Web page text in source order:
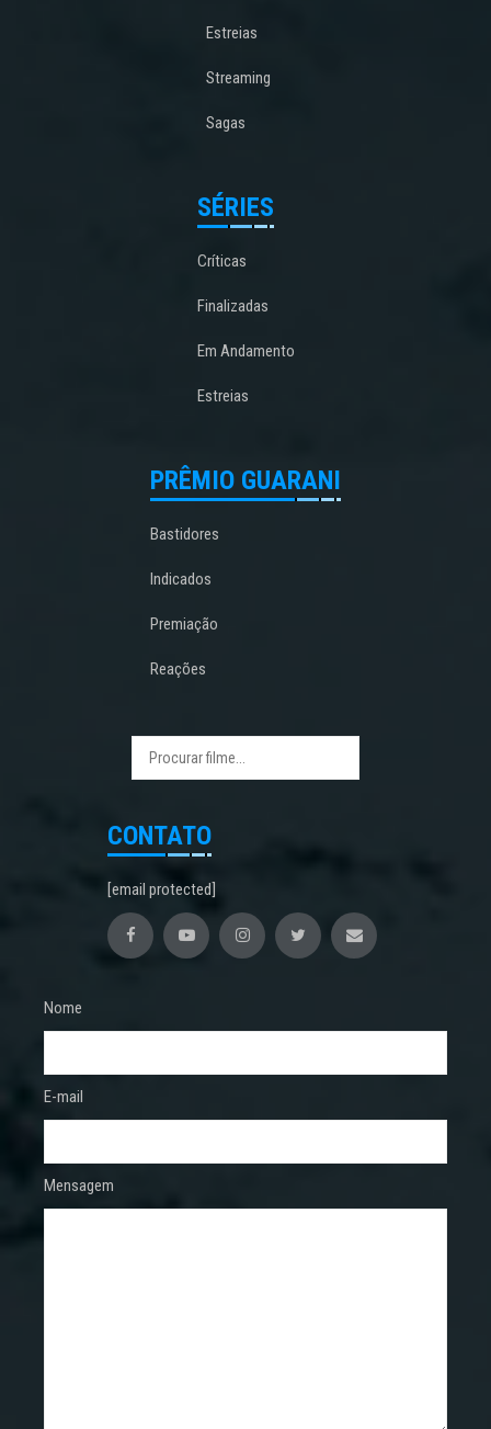
Estreias
Streaming
Sagas
SÉRIES
Críticas
Finalizadas
Em Andamento
Estreias
PRÊMIO GUARANI
Bastidores
Indicados
Premiação
Reações
CONTATO
[email protected]
Nome
E-mail
Mensagem